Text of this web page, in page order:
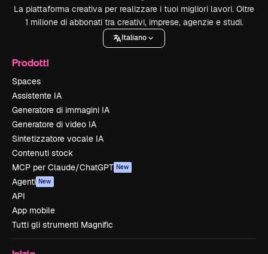
La piattaforma creativa per realizzare i tuoi migliori lavori. Oltre
1 milione di abbonati tra creativi, imprese, agenzie e studi.
Italiano
Prodotti
Spaces
Assistente IA
Generatore di immagini IA
Generatore di video IA
Sintetizzatore vocale IA
Contenuti stock
MCP per Claude/ChatGPT New
Agenti New
API
App mobile
Tutti gli strumenti Magnific